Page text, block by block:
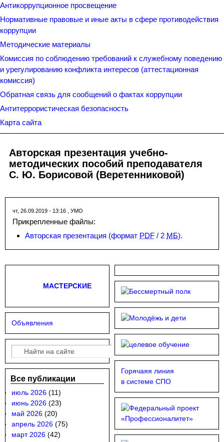
Антикоррупционное просвещение
Нормативные правовые и иные акты в сфере противодействия
коррупции
Методические материалы
Комиссия по соблюдению требований к служебному поведению
и урегулированию конфликта интересов (аттестационная
комиссия)
Обратная связь для сообщений о фактах коррупции
Антитеррористическая безопасность
Карта сайта
Авторская презентация учебно-
методических пособий преподавателя
С. Ю. Борисовой (Веретенниковой)
чт, 26.09.2019 - 13:16 , УМО
Прикрепленные файлы:
Авторская презентация (формат PDF / 2 МБ).
МАСТЕРСКИЕ
Объявления
Форма поиска
Поиск
Все публикации
июль 2026 (11)
июнь 2026 (23)
май 2026 (20)
апрель 2026 (75)
март 2026 (42)
Горячаяя линия
в системе СПО